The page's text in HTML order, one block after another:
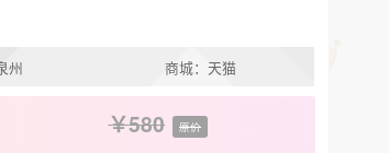
州 商城：天猫
580 原价